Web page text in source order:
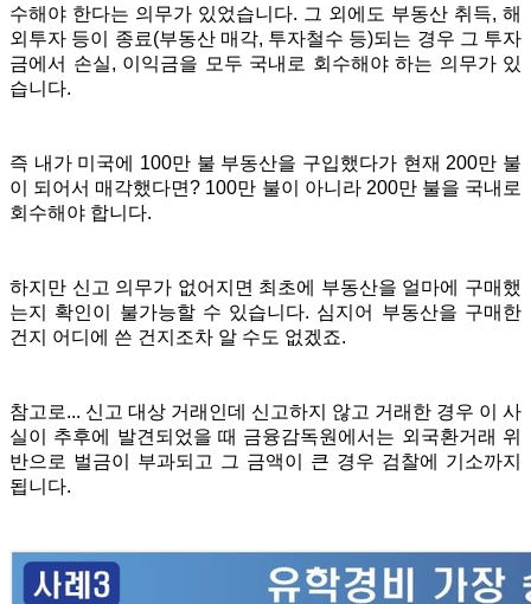
수해야 한다는 의무가 있었습니다. 그 외에도 부동산 취득, 해
외투자 등이 종료(부동산 매각, 투자철수 등)되는 경우 그 투자
금에서 손실, 이익금을 모두 국내로 회수해야 하는 의무가 있
습니다.
즉 내가 미국에 100만 불 부동산을 구입했다가 현재 200만 불
이 되어서 매각했다면? 100만 불이 아니라 200만 불을 국내로
회수해야 합니다.
하지만 신고 의무가 없어지면 최초에 부동산을 얼마에 구매했
는지 확인이 불가능할 수 있습니다. 심지어 부동산을 구매한
건지 어디에 쓴 건지조차 알 수도 없겠죠.
참고로... 신고 대상 거래인데 신고하지 않고 거래한 경우 이 사
실이 추후에 발견되었을 때 금융감독원에서는 외국환거래 위
반으로 벌금이 부과되고 그 금액이 큰 경우 검찰에 기소까지
됩니다.